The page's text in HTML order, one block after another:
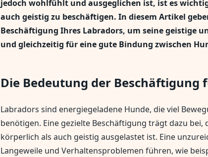
jedoch wohlfühlt und ausgeglichen ist, ist es
auch geistig zu beschäftigen. In diesem Artikel
Beschäftigung Ihres Labradors, um seine geistige
und gleichzeitig für eine gute Bindung zwischen
Die Bedeutung der Beschäftigung
Labradors sind energiegeladene Hunde, die viel
benötigen. Eine gezielte Beschäftigung trägt dazu bei,
körperlich als auch geistig ausgelastet ist. Eine
Langeweile und Verhaltensproblemen führen, wie